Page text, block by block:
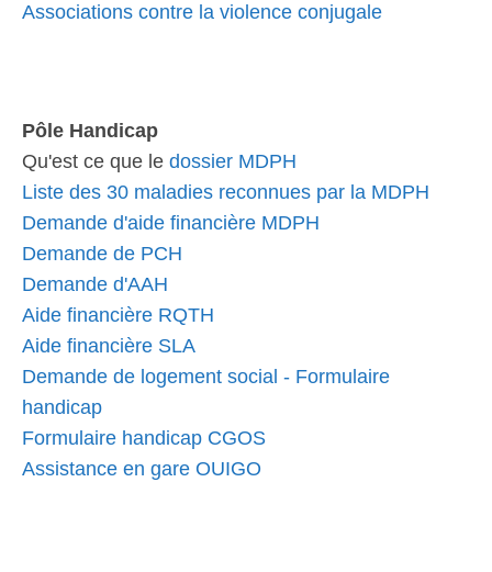
Associations contre la violence conjugale
Pôle Handicap
Qu'est ce que le dossier MDPH
Liste des 30 maladies reconnues par la MDPH
Demande d'aide financière MDPH
Demande de PCH
Demande d'AAH
Aide financière RQTH
Aide financière SLA
Demande de logement social - Formulaire
handicap
Formulaire handicap CGOS
Assistance en gare OUIGO